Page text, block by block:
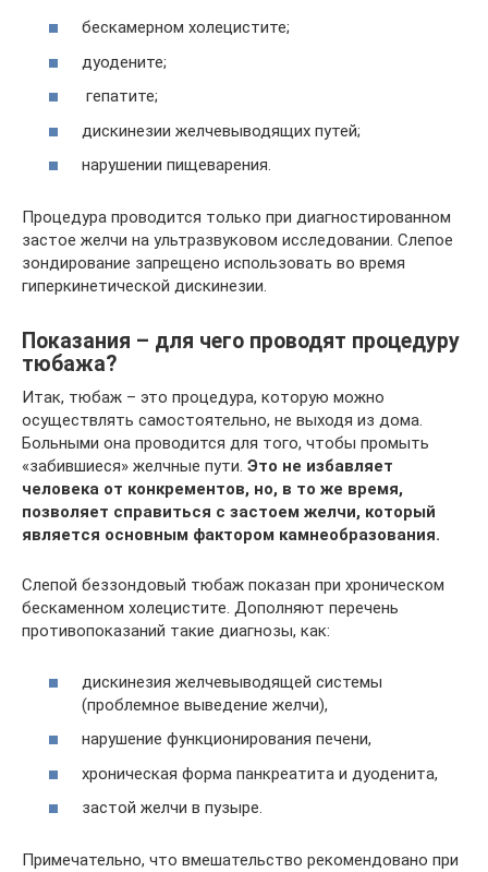
бескамерном холецистите;
дуодените;
гепатите;
дискинезии желчевыводящих путей;
нарушении пищеварения.
Процедура проводится только при диагностированном
застое желчи на ультразвуковом исследовании. Слепое
зондирование запрещено использовать во время
гиперкинетической дискинезии.
Показания – для чего проводят процедуру
тюбажа?
Итак, тюбаж – это процедура, которую можно
осуществлять самостоятельно, не выходя из дома.
Больными она проводится для того, чтобы промыть
«забившиеся» желчные пути. Это не избавляет
человека от конкрементов, но, в то же время,
позволяет справиться с застоем желчи, который
является основным фактором камнеобразования.
Слепой беззондовый тюбаж показан при хроническом
бескаменном холецистите. Дополняют перечень
противопоказаний такие диагнозы, как:
дискинезия желчевыводящей системы
(проблемное выведение желчи),
нарушение функционирования печени,
хроническая форма панкреатита и дуоденита,
застой желчи в пузыре.
Примечательно, что вмешательство рекомендовано при